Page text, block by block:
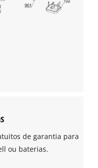
de garantia para
ou baterias.